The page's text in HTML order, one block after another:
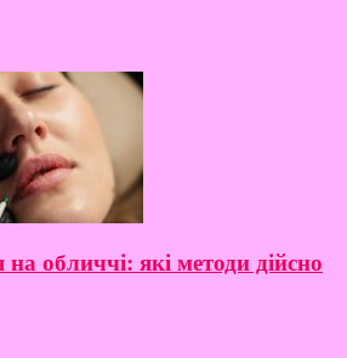
обличчі: які методи дійсно